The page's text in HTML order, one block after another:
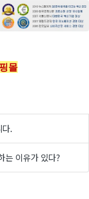
몰
.
는 이유가 있다?